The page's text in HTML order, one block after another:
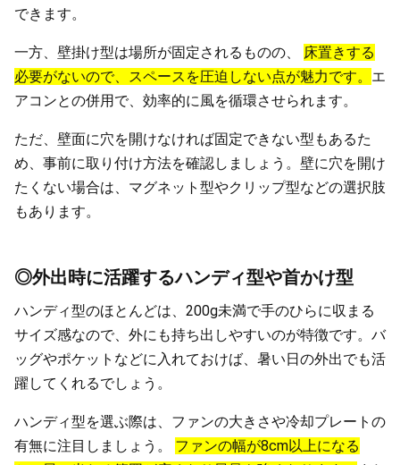
できます。
一方、壁掛け型は場所が固定されるものの、 床置きする
必要がないので、スペースを圧迫しない点が魅力です。 エ
アコンとの併用で、効率的に風を循環させられます。
ただ、壁面に穴を開けなければ固定できない型もあるた
め、事前に取り付け方法を確認しましょう。壁に穴を開け
たくない場合は、マグネット型やクリップ型などの選択肢
もあります。
◎外出時に活躍するハンディ型や首かけ型
ハンディ型のほとんどは、200g未満で手のひらに収まる
サイズ感なので、外にも持ち出しやすいのが特徴です。バ
ッグやポケットなどに入れておけば、暑い日の外出でも活
躍してくれるでしょう。
ハンディ型を選ぶ際は、ファンの大きさや冷却プレートの
有無に注目しましょう。 ファンの幅が8cm以上になる